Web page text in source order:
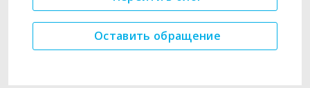
Оставить обращение